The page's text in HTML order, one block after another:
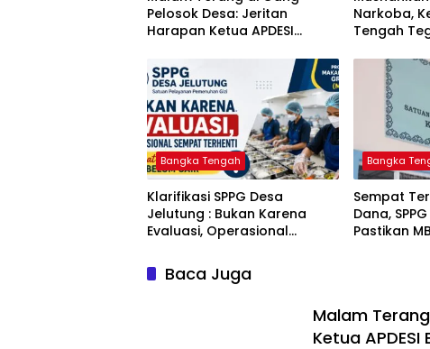
Pelosok Desa: Jeritan
Harapan Ketua APDESI
Babel
Narkoba,
Tengah
Tuntas
Bangka Tengah
‎Klarifikasi SPPG Desa
Jelutung : Bukan Karena
Evaluasi, Operasional
Dana Banper Belum Cair
Bangka
‎Sempat
Dana,
Pastikan
Baca Juga
Malam
Ketua